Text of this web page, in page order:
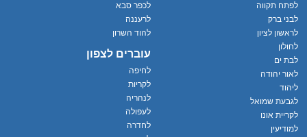
לפתח תקווה
לבני ברק
לראשון לציון
לחולון
לבת ים
לאור יהודה
ליהוד
לגבעת שמואל
לקריית אונו
למודיעין
לכפר סבא
לרעננה
להוד השרון
עוברים לצפון
לחיפה
לקריות
לנהריה
לעפולה
לחדרה